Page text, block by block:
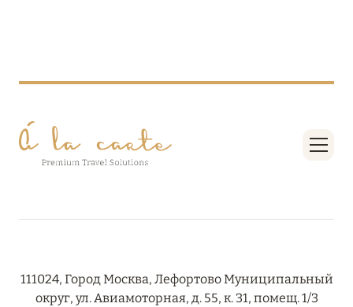
СКИДКИ ДО 30 % ОТ СУММЫ КОНТРАКТА НА
Подробнее
RIXOS PREMIUM SAADIYAT ISLAND ABU DHABI:
Подробнее
111024, Город Москва, Лефортово Муниципальный
округ, ул. Авиамоторная, д. 55, к. 31, помещ. 1/3